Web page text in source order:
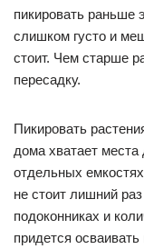
пикировать раньше
слишком густо и
стоит. Чем старше
пересадку.
Пикировать
дома хватает
отдельных
не стоит лишний
подоконниках и
придется